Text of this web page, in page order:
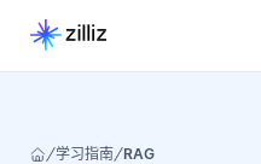
学习指南 RAG